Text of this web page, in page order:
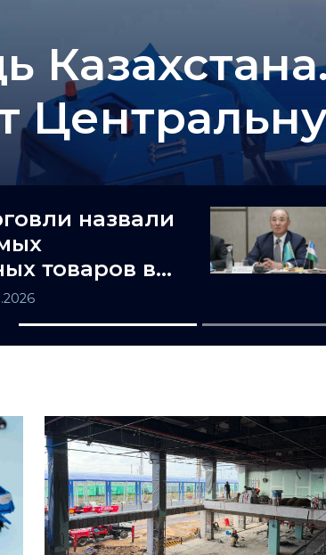
назвали
товаров в